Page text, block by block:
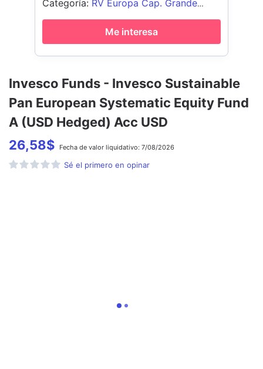
Invesco Funds - Invesco Sustainable
Pan European Systematic Equity Fund
A (USD Hedged) Acc USD
26,58$ Fecha de valor liquidativo: 7/08/2026
Sé el primero en opinar
Categoría: RV Europa Cap. Grande
Blend
Me interesa